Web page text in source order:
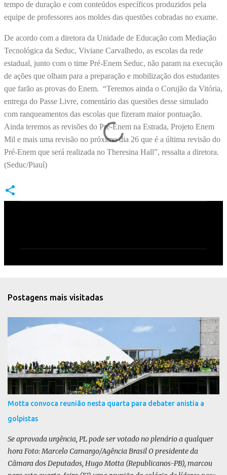
tempo de duração e com conteúdos específicos produzidos pela
equipe de professores aos moldes das questões cobradas no exame.
De acordo com a diretora da Unidade de Educação com Mediação
Tecnológica da Seduc, Viviane Carvalhedo, as escolas da rede
estadual, junto com o time Pré-Enem Seduc, não param na execução
de ações que olham para a preparação e mobilização dos estudantes
que farão as provas do Enem. “Teremos ainda o Corujão da Vitória,
entrega do Passe Livre, comentário das questões desse simulado
com ranqueamentos das escolas que fizeram maior pontuação.
Ainda teremos as revisões do Pré-Enem na Estrada, Projeto Enem
Mil e mais uma revisão no próximo dia 26 que é a última revisão do
Pré-Enem que será realizada no Theresina Hall”, ressalta a diretora.
(Seduc/Piauí)
á
r
i
Postagens mais visitadas
Motta convoca reunião nesta quarta para debater anistia a
golpistas
Se aprovada urgência, PL pode ser votado no plenário a qualquer
hora Foto: Marcelo Camargo/Agência Brasil O presidente da
Câmara dos Deputados, Hugo Motta (Republicanos-PB), marcou